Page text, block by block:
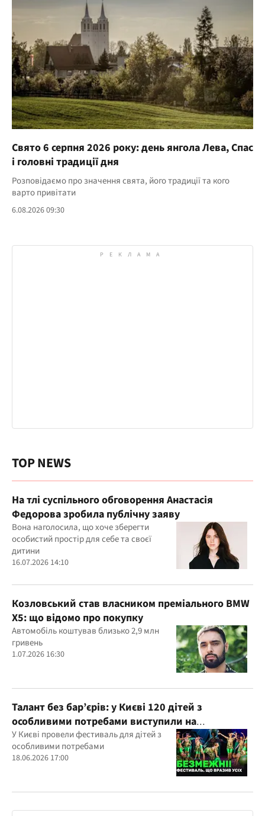
Свято 6 серпня 2026 року: день янгола Лева, Спас
і головні традиції дня
Розповідаємо про значення свята, його традиції та кого
варто привітати
6.08.2026 09:30
TOP NEWS
На тлі суспільного обговорення Анастасія
Федорова зробила публічну заяву
Вона наголосила, що хоче зберегти
особистий простір для себе та своєї
дитини
16.07.2026 14:10
Козловський став власником преміального BMW
X5: що відомо про покупку
Автомобіль коштував близько 2,9 млн
гривень
1.07.2026 16:30
Талант без бар’єрів: у Києві 120 дітей з
особливими потребами виступили на
всеукраїнському фестивалі
У Києві провели фестиваль для дітей з
особливими потребами
18.06.2026 17:00